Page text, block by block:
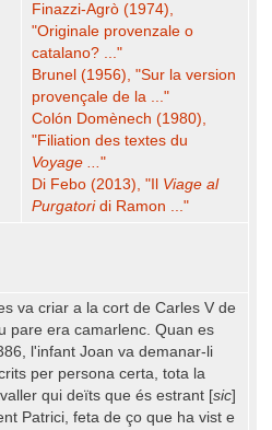
Finazzi-Agrò (1974),
"Originale provenzale o
catalano? ..."
Brunel (1956), "Sur la version
provençale de la ..."
Colón Domènech (1980),
"Filiation des textes du
Voyage ..."
Di Febo (2013), "Il Viage al
Purgatoridi Ramon ..."
va criar a la cort de Carles V de
pare era camarlenc. Quan es
l'infant Joan va demanar-li
per persona certa, tota la
qui deïts que és estrant [sic]
Patrici, feta de ço que ha vist e